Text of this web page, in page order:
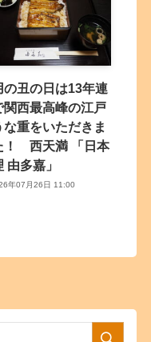
の丑の日は13年連
関西最高峰の江戸
な重をいただきま
！ 西天満 「日本
由多嘉」
年07月26日 11:00